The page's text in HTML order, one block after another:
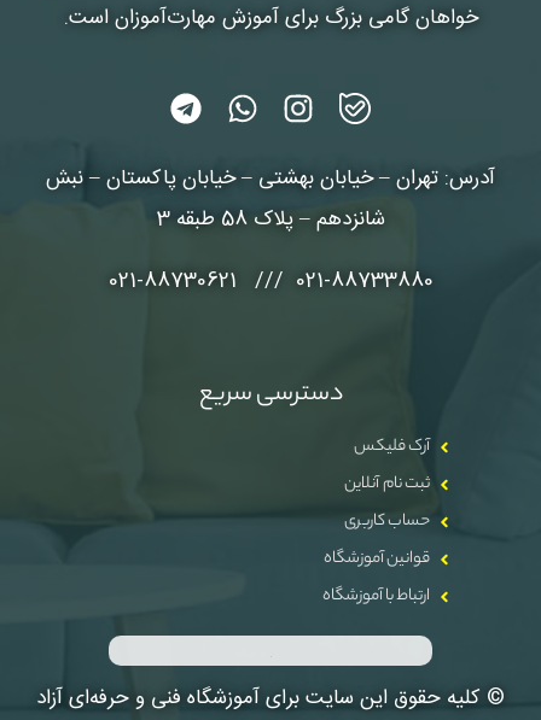
خواهان گامی بزرگ برای آموزش مهارت‌آموزان است.
آدرس: تهران – خیابان بهشتی – خیابان پاکستان – نبش
شانزدهم – پلاک 58 طبقه 3
021-88733880 /// 021-88730621
دسترسی سریع
آرک فلیکس
ثبت نام آنلاین
حساب کاربری
قوانین آموزشگاه
ارتباط با آموزشگاه
© کلیه حقوق این سایت برای آموزشگاه فنی و حرفه‌ای آزاد